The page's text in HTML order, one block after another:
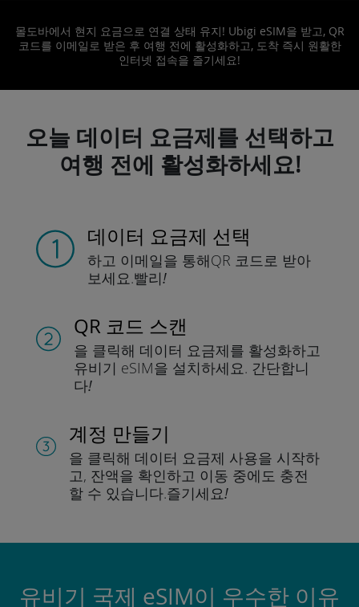
몰도바에서 현지 요금으로 연결 상태 유지! Ubigi eSIM을 받고, QR
코드를 이메일로 받은 후 여행 전에 활성화하고, 도착 즉시 원활한
인터넷 접속을 즐기세요!
오늘 데이터 요금제를 선택하고
여행 전에 활성화하세요!
데이터 요금제 선택
하고 이메일을 통해QR 코드로 받아
보세요.빨리!
QR 코드 스캔
을 클릭해 데이터 요금제를 활성화하고
유비기 eSIM을 설치하세요. 간단합니
다!
계정 만들기
을 클릭해 데이터 요금제 사용을 시작하
고, 잔액을 확인하고 이동 중에도 충전
할 수 있습니다.즐기세요!
유비기 국제 eSIM이 우수한 이유